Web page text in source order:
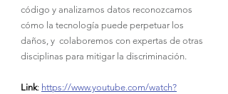
código y analizamos datos reconozcamos
cómo la tecnología puede perpetuar los
daños, y  colaboremos con expertas de otras
disciplinas para mitigar la discriminación.
Link: https://www.youtube.com/watch?